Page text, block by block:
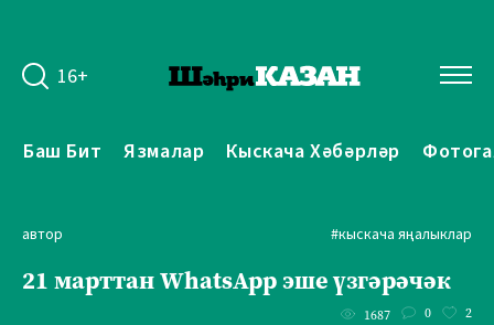
16+
Баш Бит Язмалар Кыскача Хәбәрләр
автор #кыскача яңалыклар
21 марттан WhatsApp эше үзгәрәчәк
1687 0 2